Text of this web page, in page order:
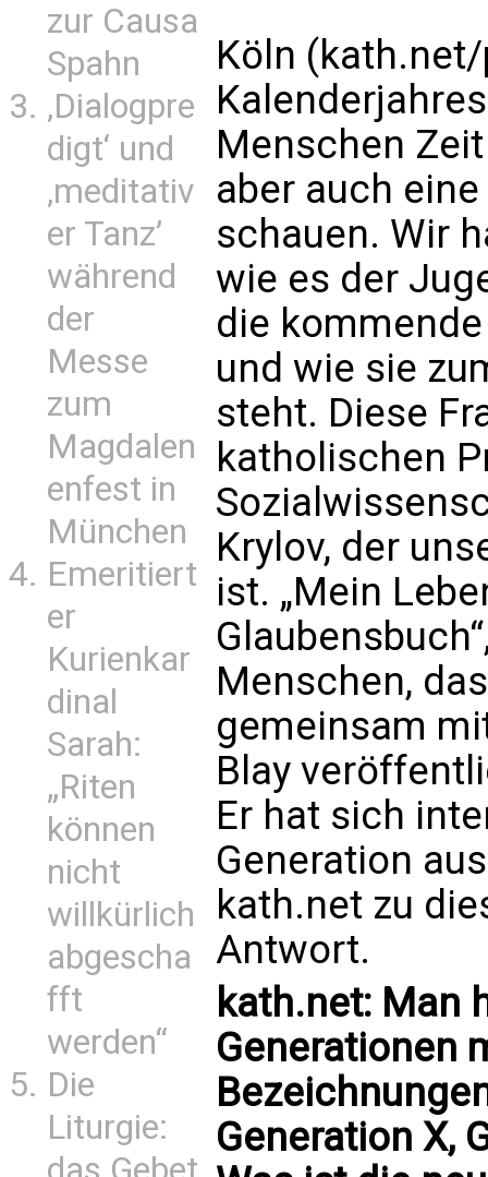
zur Causa
Spahn
‚Dialogpre
digt‘ und
‚meditativ
er Tanz’
während
der
Messe
zum
Magdalen
enfest in
München
Emeritiert
er
Kurienkar
dinal
Sarah:
„Riten
können
nicht
willkürlich
abgescha
fft
werden“
Die
Liturgie:
Köln
Menschen
aber auch
schauen. Wir
wie es der
die
und wie sie
steht. Diese
katholischen
Krylov, der
ist. „Mein
Menschen,
gemeinsam
Blay
Er hat sich
Generation
kath.net zu
Antwort.
kath.net: Man
Generationen
Generation X,